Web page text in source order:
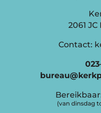
2061
Contact:
(van dinsdag